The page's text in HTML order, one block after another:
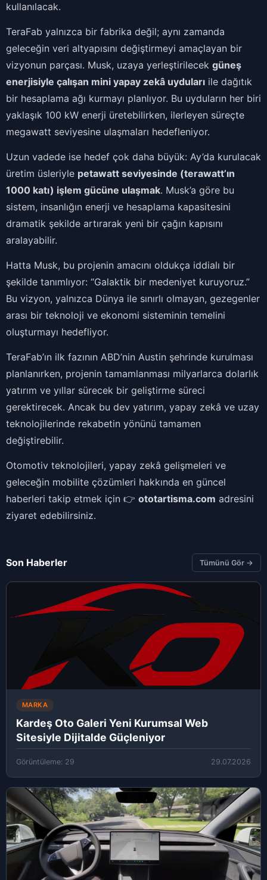
kullanılacak.
TeraFab yalnızca bir fabrika değil; aynı zamanda
geleceğin veri altyapısını değiştirmeyi amaçlayan bir
vizyonun parçası. Musk, uzaya yerleştirilecek güneş
enerjisiyle çalışan mini yapay zekâ uyduları ile dağıtık
bir hesaplama ağı kurmayı planlıyor. Bu uyduların her biri
yaklaşık 100 kW enerji üretebilirken, ilerleyen süreçte
megawatt seviyesine ulaşmaları hedefleniyor.
Uzun vadede ise hedef çok daha büyük: Ay’da kurulacak
üretim üsleriyle petawatt seviyesinde (terawatt’ın
1000 katı) işlem gücüne ulaşmak. Musk’a göre bu
sistem, insanlığın enerji ve hesaplama kapasitesini
dramatik şekilde artırarak yeni bir çağın kapısını
aralayabilir.
Hatta Musk, bu projenin amacını oldukça iddialı bir
şekilde tanımlıyor: “Galaktik bir medeniyet kuruyoruz.”
Bu vizyon, yalnızca Dünya ile sınırlı olmayan, gezegenler
arası bir teknoloji ve ekonomi sisteminin temelini
oluşturmayı hedefliyor.
TeraFab’ın ilk fazının ABD’nin Austin şehrinde kurulması
planlanırken, projenin tamamlanması milyarlarca dolarlık
yatırım ve yıllar sürecek bir geliştirme süreci
gerektirecek. Ancak bu dev yatırım, yapay zekâ ve uzay
teknolojilerinde rekabetin yönünü tamamen
değiştirebilir.
Otomotiv teknolojileri, yapay zekâ gelişmeleri ve
geleceğin mobilite çözümleri hakkında en güncel
haberleri takip etmek için 👉 ototartisma.com adresini
ziyaret edebilirsiniz.
Son Haberler Tümünü Gör →
MARKA
Kardeş Oto Galeri Yeni Kurumsal Web
Sitesiyle Dijitalde Güçleniyor
Görüntüleme: 29 29.07.2026